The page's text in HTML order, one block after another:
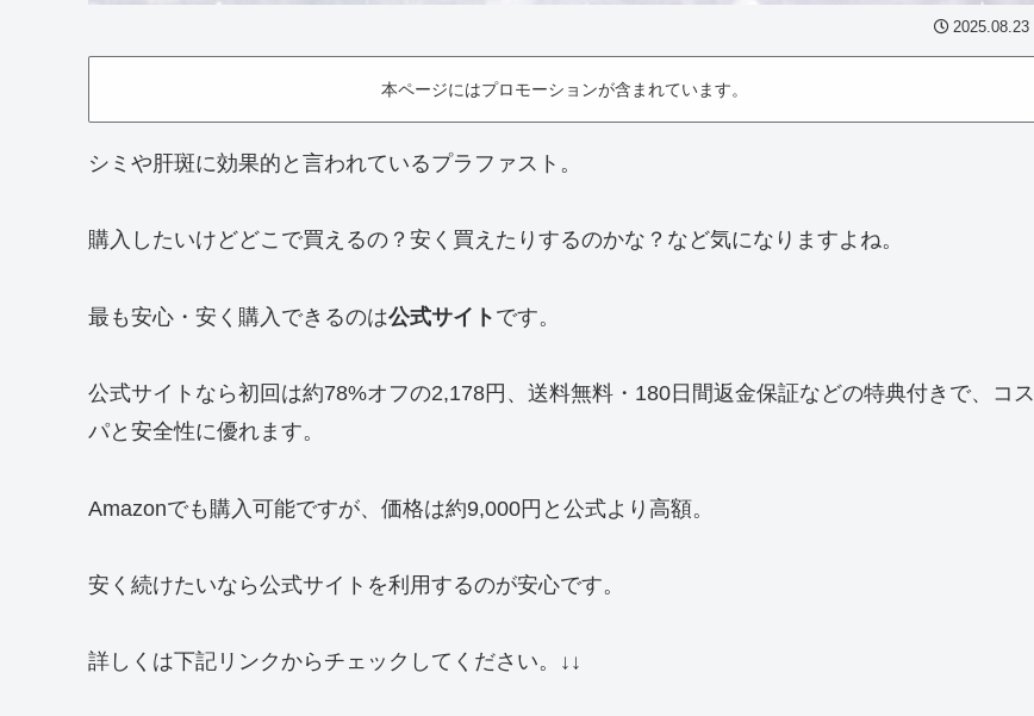
2025.08.23
本ページにはプロモーションが含まれています。
シミや肝斑に効果的と言われているプラファスト。
購入したいけどどこで買えるの？安く買えたりするのかな？など気になりますよね。
最も安心・安く購入できるのは公式サイト です。
公式サイトなら初回は約78%オフの2,178円、送料無料・180日間返金保証などの特典付きで、コス
パと安全性に優れます。
Amazonでも購入可能ですが、価格は約9,000円と公式より高額。
安く続けたいなら公式サイトを利用するのが安心です。
詳しくは下記リンクからチェックしてください。↓↓